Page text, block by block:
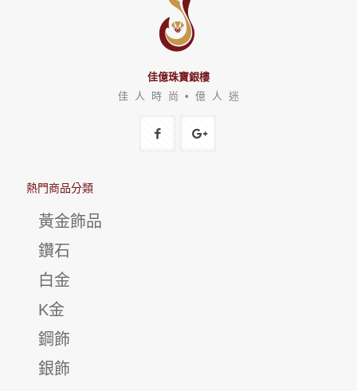
佳億珠寶銀樓
佳 人 時 尚 • 億 人 迷
熱門商品分類
黃金飾品
鑽石
白金
K金
鋼飾
銀飾